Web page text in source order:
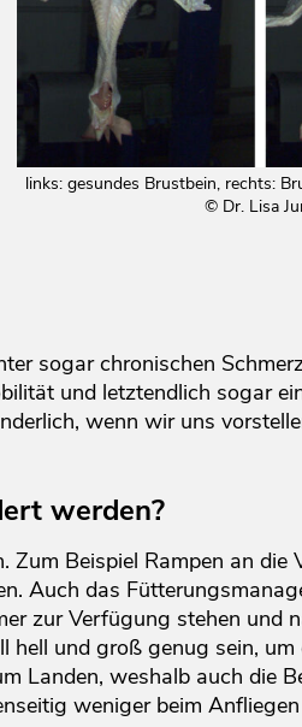
links: gesundes Brustbein, rechts:
©Dr. Lisa
sogar chronischen
und letztendlich sogar
wenn wir uns
werden?
Beispiel Rampen an die
Auch das
zur Verfügung stehen und
und groß genug sein, um
Landen, weshalb auch die
weniger beim